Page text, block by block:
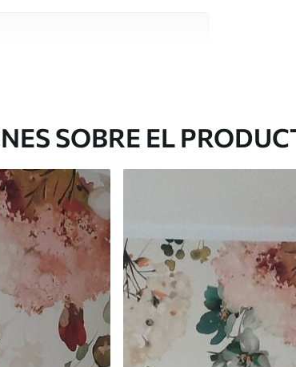
de hasta 50 cm de ancho.
o adhesivo para empapelar.
suave. Los murales de pared
con agua.
SOBRE EL